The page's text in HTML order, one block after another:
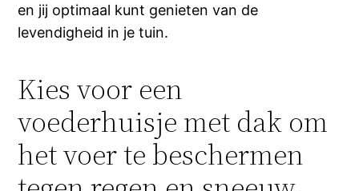
en jij optimaal kunt genieten van de
levendigheid in je tuin.
Kies voor een
voederhuisje met dak om
het voer te beschermen